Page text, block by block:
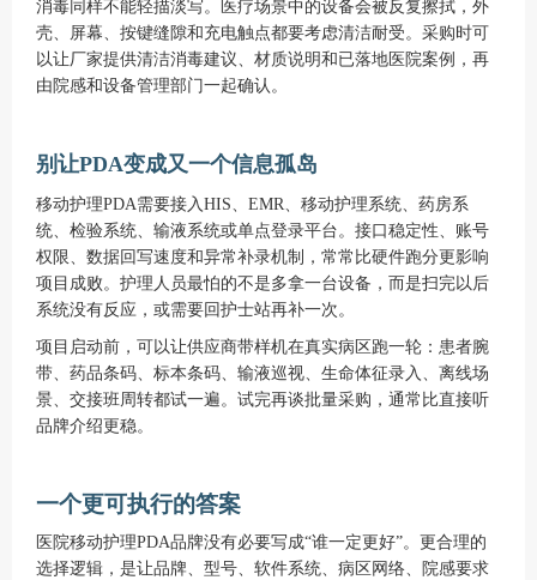
消毒同样不能轻描淡写。医疗场景中的设备会被反复擦拭，外
壳、屏幕、按键缝隙和充电触点都要考虑清洁耐受。采购时可
以让厂家提供清洁消毒建议、材质说明和已落地医院案例，再
由院感和设备管理部门一起确认。
别让PDA变成又一个信息孤岛
移动护理PDA需要接入HIS、EMR、移动护理系统、药房系
统、检验系统、输液系统或单点登录平台。接口稳定性、账号
权限、数据回写速度和异常补录机制，常常比硬件跑分更影响
项目成败。护理人员最怕的不是多拿一台设备，而是扫完以后
系统没有反应，或需要回护士站再补一次。
项目启动前，可以让供应商带样机在真实病区跑一轮：患者腕
带、药品条码、标本条码、输液巡视、生命体征录入、离线场
景、交接班周转都试一遍。试完再谈批量采购，通常比直接听
品牌介绍更稳。
一个更可执行的答案
医院移动护理PDA品牌没有必要写成“谁一定更好”。更合理的
选择逻辑，是让品牌、型号、软件系统、病区网络、院感要求